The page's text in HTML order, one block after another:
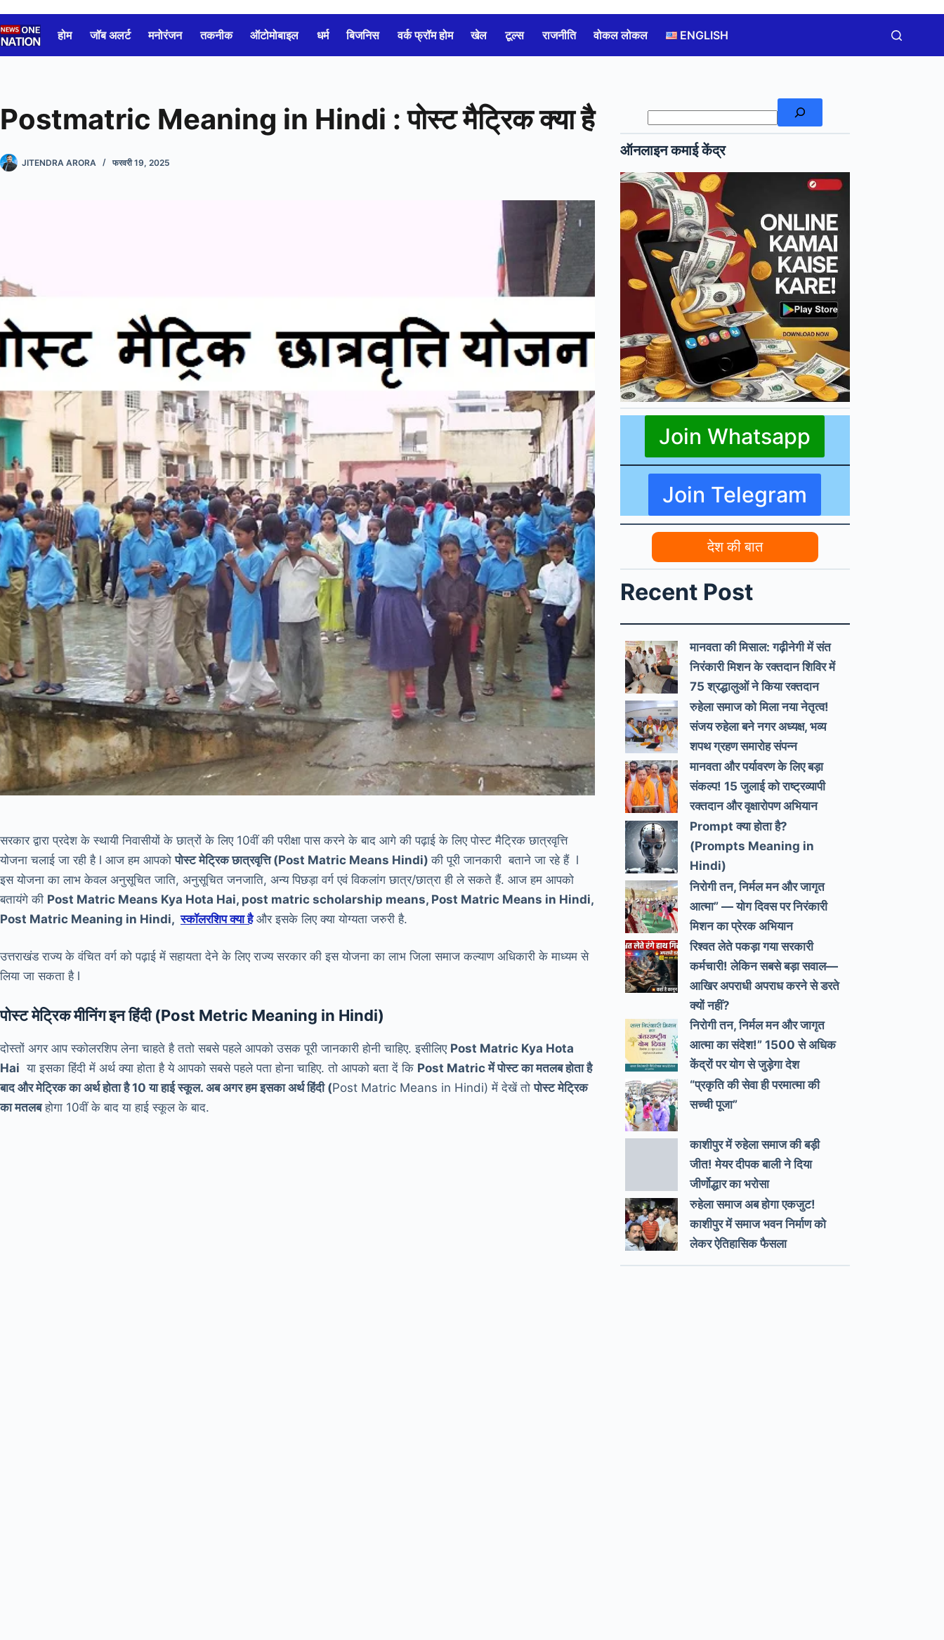
to
content
होम जॉब अलर्ट मनोरंजन तकनीक ऑटोमोबाइल धर्म बिजनिस वर्क फ्रॉम होम खेल टूल्स राजनीति वोकल लोकल ENGLISH
Postmatric Meaning in Hindi : पोस्ट मैट्रिक क्या है
JITENDRA ARORA फरवरी 19, 2025
सरकार द्वारा प्रदेश के स्थायी निवासीयों के छात्रों के लिए 10वीं की परीक्षा पास करने के बाद आगे की पढ़ाई के लिए पोस्ट मैट्रिक छात्रवृत्ति
योजना चलाई जा रही है l आज हम आपकोपोस्ट मेट्रिक छात्रवृत्ति (Post Matric Means Hindi)की पूरी जानकारी बताने जा रहे हैं l
इस योजना का लाभ केवल अनुसूचित जाति, अनुसूचित जनजाति, अन्य पिछड़ा वर्ग एवं विकलांग छात्र/छात्रा ही ले सकते हैं. आज हम आपको
बतायंगे की Post Matric Means Kya Hota Hai, post matric scholarship means, Post Matric Means in Hindi,
Post Matric Meaning in Hindi,स्कॉलरशिप क्या हैऔर इसके लिए क्या योग्यता जरुरी है.
उत्तराखंड राज्य के वंचित वर्ग को पढ़ाई में सहायता देने के लिए राज्य सरकार की इस योजना का लाभ जिला समाज कल्याण अधिकारी के माध्यम से
लिया जा सकता है l
पोस्ट मेट्रिक मीनिंग इन हिंदी (Post Metric Meaning in Hindi)
दोस्तों अगर आप स्कोलरशिप लेना चाहते है ततो सबसे पहले आपको उसक पूरी जानकारी होनी चाहिए. इसीलिए Post Matric Kya Hota
Hai या इसका हिंदी में अर्थ क्या होता है ये आपको सबसे पहले पता होना चाहिए. तो आपको बता दें कि Post Matric में पोस्ट का मतलब होता है
बाद और मेट्रिक का अर्थ होता है 10 या हाई स्कूल. अब अगर हम इसका अर्थ हिंदी (Post Matric Means in Hindi) में देखें तोपोस्ट मेट्रिक
का मतलबहोगा 10वीं के बाद या हाई स्कूल के बाद.
ऑनलाइन कमाई केंद्र
Join Whatsapp
Join Telegram
देश की बात
Recent Post
मानवता की मिसाल: गढ़ीनेगी में संत
निरंकारी मिशन के रक्तदान शिविर में
75 श्रद्धालुओं ने किया रक्तदान
रुहेला समाज को मिला नया नेतृत्व!
संजय रुहेला बने नगर अध्यक्ष, भव्य
शपथ ग्रहण समारोह संपन्न
मानवता और पर्यावरण के लिए बड़ा
संकल्प! 15 जुलाई को राष्ट्रव्यापी
रक्तदान और वृक्षारोपण अभियान
Prompt क्या होता है?
(Prompts Meaning in
Hindi)
निरोगी तन, निर्मल मन और जागृत
आत्मा” — योग दिवस पर निरंकारी
मिशन का प्रेरक अभियान
रिश्वत लेते पकड़ा गया सरकारी
कर्मचारी! लेकिन सबसे बड़ा सवाल—
आखिर अपराधी अपराध करने से डरते
क्यों नहीं?
निरोगी तन, निर्मल मन और जागृत
आत्मा का संदेश!” 1500 से अधिक
केंद्रों पर योग से जुड़ेगा देश
“प्रकृति की सेवा ही परमात्मा की
सच्ची पूजा”
काशीपुर में रुहेला समाज की बड़ी
जीत! मेयर दीपक बाली ने दिया
जीर्णोद्धार का भरोसा
रुहेला समाज अब होगा एकजुट!
काशीपुर में समाज भवन निर्माण को
लेकर ऐतिहासिक फैसला